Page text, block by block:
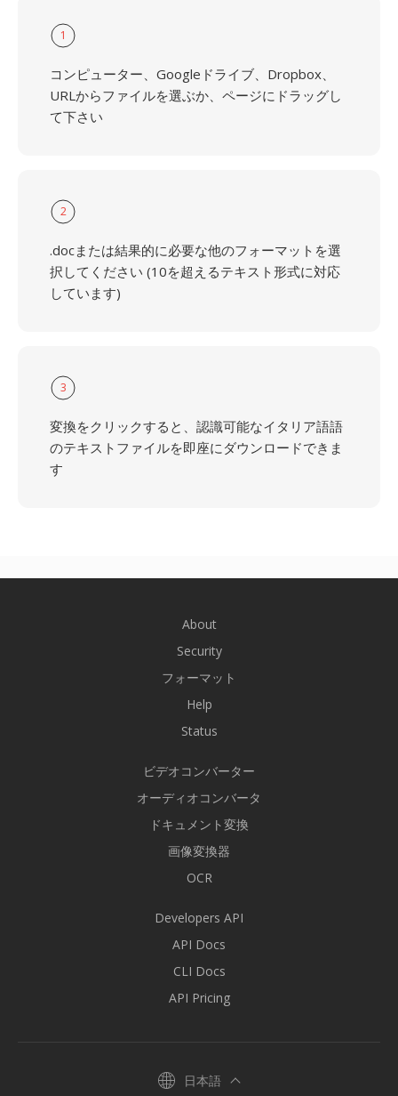
1
コンピューター、Googleドライブ、Dropbox、
URLからファイルを選ぶか、ページにドラッグし
て下さい
2
.docまたは結果的に必要な他のフォーマットを選
択してください (10を超えるテキスト形式に対応
しています)
3
変換をクリックすると、認識可能なイタリア語語
のテキストファイルを即座にダウンロードできま
す
About
Security
フォーマット
Help
Status
ビデオコンバーター
オーディオコンバータ
ドキュメント変換
画像変換器
OCR
Developers API
API Docs
CLI Docs
API Pricing
日本語